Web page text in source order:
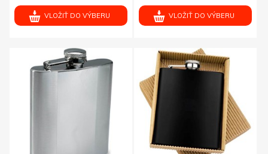
VLOŽIŤ DO VÝBERU VLOŽIŤ DO VÝBERU